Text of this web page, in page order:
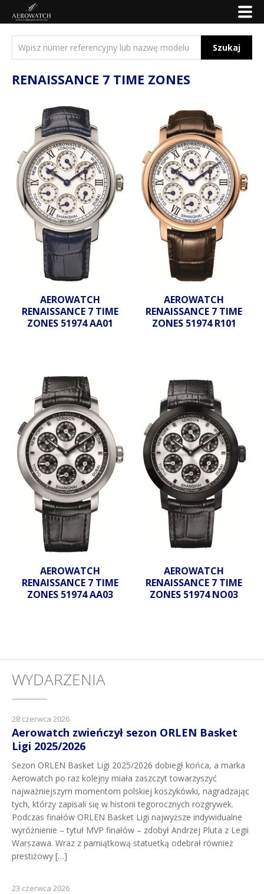
Szukaj
RENAISSANCE 7 TIME ZONES
AEROWATCH
RENAISSANCE 7 TIME
ZONES 51974 AA01
AEROWATCH
RENAISSANCE 7 TIME
ZONES 51974 R101
AEROWATCH
RENAISSANCE 7 TIME
ZONES 51974 AA03
AEROWATCH
RENAISSANCE 7 TIME
ZONES 51974 NO03
WYDARZENIA
28 czerwca 2026
Aerowatch zwieńczył sezon ORLEN Basket
Ligi 2025/2026
Sezon ORLEN Basket Ligi 2025/2026 dobiegł końca, a marka
Aerowatch po raz kolejny miała zaszczyt towarzyszyć
najważniejszym momentom polskiej koszykówki, nagradzając
tych, którzy zapisali się w historii tegorocznych rozgrywek.
Podczas finałów ORLEN Basket Ligi najwyższe indywidualne
wyróżnienie – tytuł MVP finałów – zdobył Andrzej Pluta z Legii
Warszawa. Wraz z pamiątkową statuetką odebrał również
prestiżowy […]
23 czerwca 2026